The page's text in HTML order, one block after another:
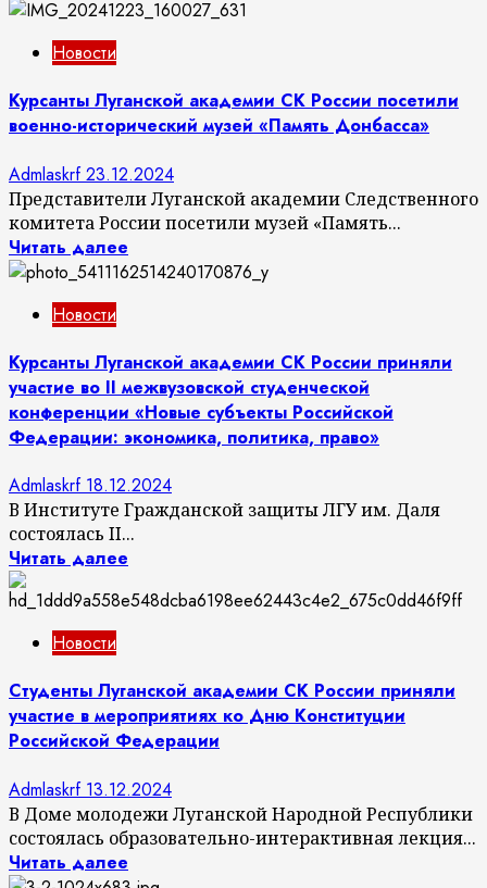
Новости
Курсанты Луганской академии СК России посетили
военно-исторический музей «Память Донбасса»
Admlaskrf23.12.2024
Представители Луганской академии Следственного
комитета России посетили музей «Память...
Читать далее
Новости
Курсанты Луганской академии СК России приняли
участие во II межвузовской студенческой
конференции «Новые субъекты Российской
Федерации: экономика, политика, право»
Admlaskrf 18.12.2024
В Институте Гражданской защиты ЛГУ им. Даля
состоялась II...
Читать далее
Новости
Студенты Луганской академии СК России приняли
участие в мероприятиях ко Дню Конституции
Российской Федерации
Admlaskrf 13.12.2024
В Доме молодежи Луганской Народной Республики
состоялась образовательно-интерактивная лекция...
Читать далее